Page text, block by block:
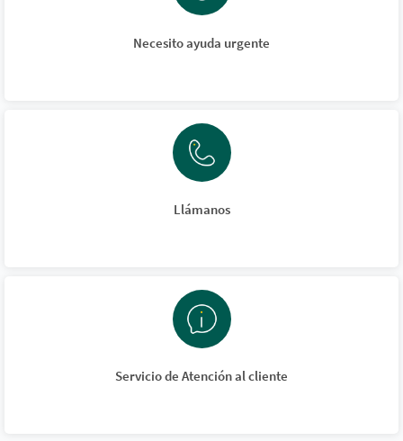
Necesito ayuda urgente
Llámanos
Servicio de Atención al cliente